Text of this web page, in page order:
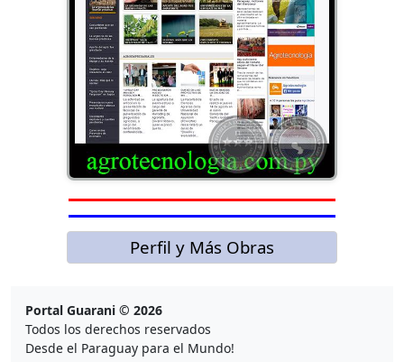
Perfil y Más Obras
Portal Guarani © 2026
Todos los derechos reservados
Desde el Paraguay para el Mundo!